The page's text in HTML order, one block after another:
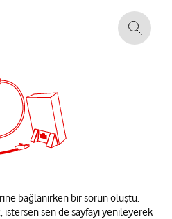
bağlanırken bir sorun oluştu.
sen de sayfayı yenileyerek